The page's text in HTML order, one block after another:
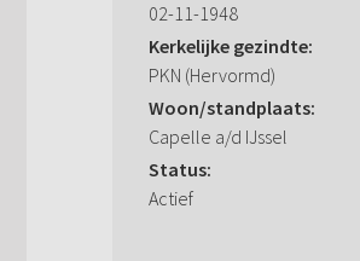
02-11-1948
Kerkelijke gezindte:
PKN (Hervormd)
Woon/standplaats:
Capelle a/d IJssel
Status:
Actief